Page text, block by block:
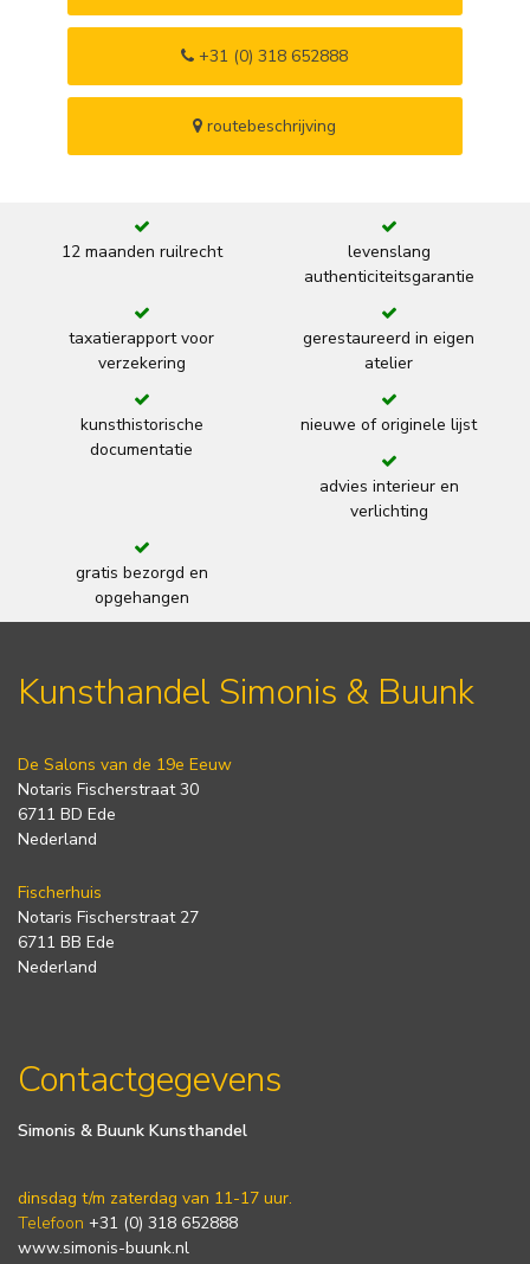
+31 (0) 318 652888
routebeschrijving
12 maanden ruilrecht
levenslang
authenticiteitsgarantie
taxatierapport voor
verzekering
gerestaureerd in eigen
atelier
kunsthistorische
documentatie
nieuwe of originele lijst
advies interieur en
verlichting
gratis bezorgd en
opgehangen
Kunsthandel Simonis & Buunk
De Salons van de 19e Eeuw
Notaris Fischerstraat 30
6711 BD Ede
Nederland
Fischerhuis
Notaris Fischerstraat 27
6711 BB Ede
Nederland
Contactgegevens
Simonis & Buunk Kunsthandel
dinsdag t/m zaterdag van 11-17 uur.
Telefoon +31 (0) 318 652888
www.simonis-buunk.nl